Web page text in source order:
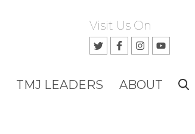
Visit Us On
TMJ LEADERS ABOUT